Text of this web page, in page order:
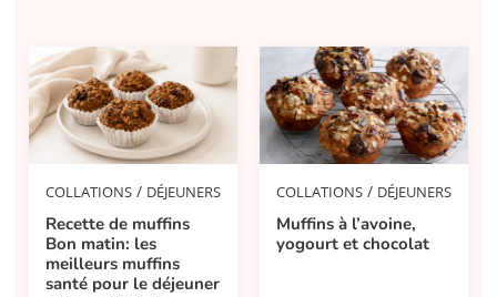
COLLATIONS / DÉJEUNERS
Recette de muffins
Bon matin: les
meilleurs muffins
santé pour le déjeuner
COLLATIONS / DÉJEUNERS
Muffins à l’avoine,
yogourt et chocolat